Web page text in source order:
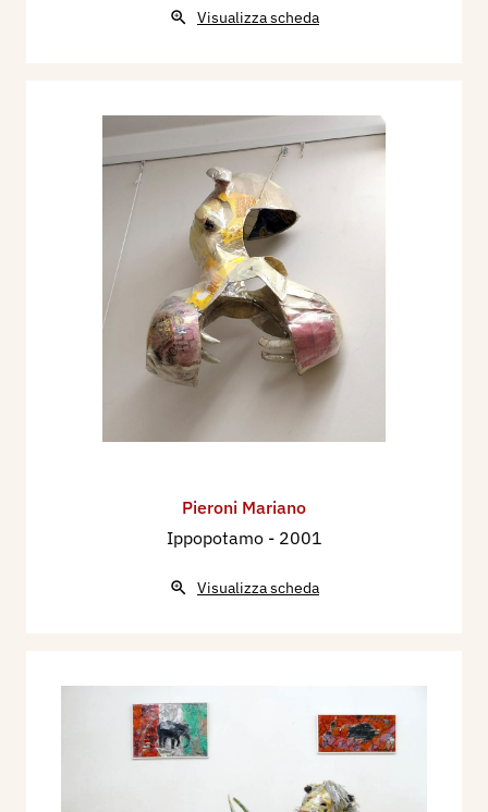
Visualizza scheda
Pieroni Mariano
Ippopotamo - 2001
Visualizza scheda